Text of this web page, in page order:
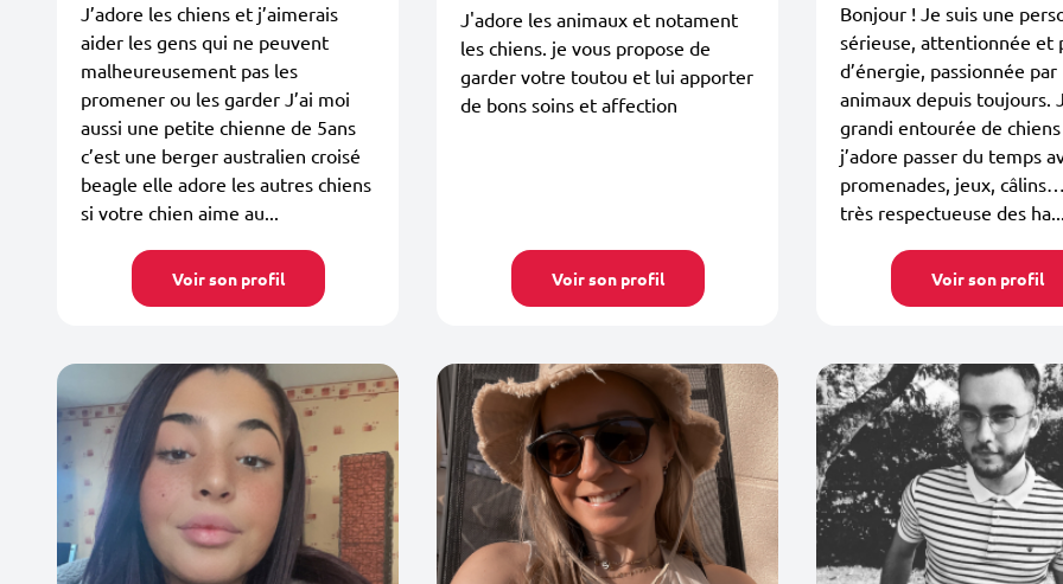
J’adore les chiens et j’aimerais
aider les gens qui ne peuvent
malheureusement pas les
promener ou les garder J’ai moi
aussi une petite chienne de 5ans
c’est une berger australien croisé
beagle elle adore les autres chiens
si votre chien aime au...
Voir son profil
J'adore les animaux et notament
les chiens. je vous propose de
garder votre toutou et lui apporter
de bons soins et affection
Voir son profil
Bonjour ! Je suis une
sérieuse, attentionnée et
d’énergie, passionnée par
animaux depuis toujours.
grandi entourée de
j’adore passer du temps
promenades, jeux,
très respectueuse des
Voir son profil